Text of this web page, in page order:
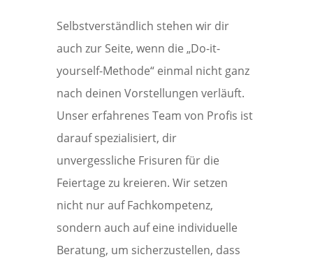
Selbstverständlich stehen wir dir
auch zur Seite, wenn die „Do-it-
yourself-Methode“ einmal nicht ganz
nach deinen Vorstellungen verläuft.
Unser erfahrenes Team von Profis ist
darauf spezialisiert, dir
unvergessliche Frisuren für die
Feiertage zu kreieren. Wir setzen
nicht nur auf Fachkompetenz,
sondern auch auf eine individuelle
Beratung, um sicherzustellen, dass